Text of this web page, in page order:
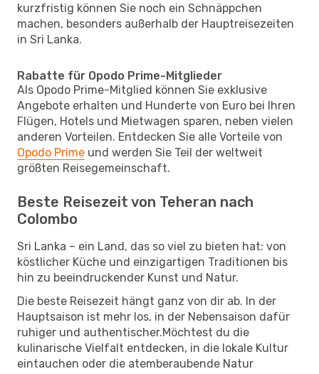
kurzfristig können Sie noch ein Schnäppchen
machen, besonders außerhalb der Hauptreisezeiten
in Sri Lanka.
Rabatte für Opodo Prime-Mitglieder
Als Opodo Prime-Mitglied können Sie exklusive
Angebote erhalten und Hunderte von Euro bei Ihren
Flügen, Hotels und Mietwagen sparen, neben vielen
anderen Vorteilen. Entdecken Sie alle Vorteile von
Opodo Prime und werden Sie Teil der weltweit
größten Reisegemeinschaft.
Beste Reisezeit von Teheran nach
Colombo
Sri Lanka – ein Land, das so viel zu bieten hat: von
köstlicher Küche und einzigartigen Traditionen bis
hin zu beeindruckender Kunst und Natur.
Die beste Reisezeit hängt ganz von dir ab. In der
Hauptsaison ist mehr los, in der Nebensaison dafür
ruhiger und authentischer.Möchtest du die
kulinarische Vielfalt entdecken, in die lokale Kultur
eintauchen oder die atemberaubende Natur